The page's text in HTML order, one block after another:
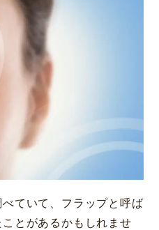
内容
詳細
福岡 天神
福岡市中央区天神
詳細 Web予約
ていて、フラップと呼ば
とがあるかもしれませ